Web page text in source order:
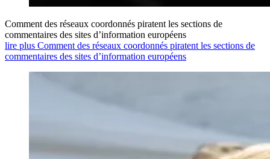
Comment des réseaux coordonnés piratent les sections de
commentaires des sites d’information européens
lire plus Comment des réseaux coordonnés piratent les sections de
commentaires des sites d’information européens